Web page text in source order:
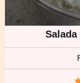
Salada